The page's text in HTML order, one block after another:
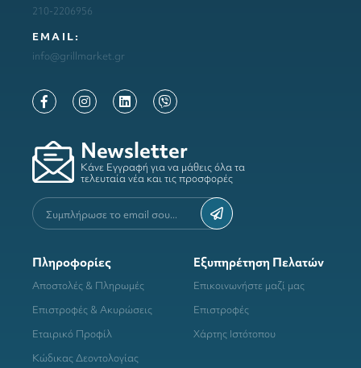
210-2206956
ΕΜΑΙL:
info@grillmarket.gr
Newsletter
Κάνε Εγγραφή για να μάθεις όλα τα
τελευταία νέα και τις προσφορές
Πληροφορίες
Αποστολές & Πληρωμές
Επιστροφές & Ακυρώσεις
Εταιρικό Προφίλ
Κώδικας Δεοντολογίας
Εξυπηρέτηση Πελατών
Επικοινωνήστε μαζί μας
Επιστροφές
Χάρτης Ιστότοπου